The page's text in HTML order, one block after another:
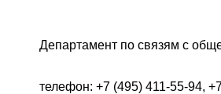
Департамент по связям с
телефон: +7 (495) 411-55-94,